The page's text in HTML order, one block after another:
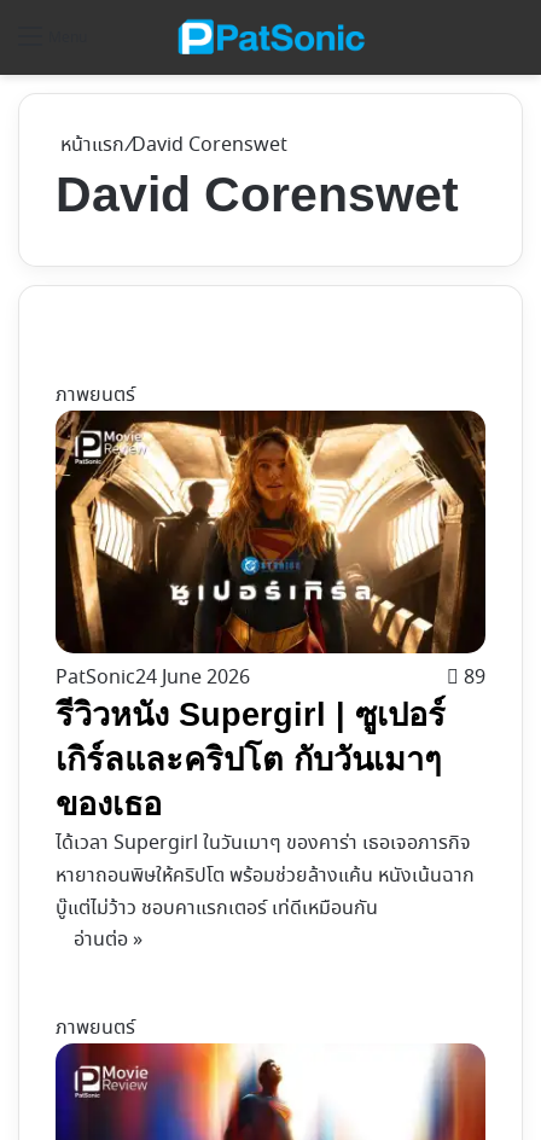
หน้าแรก/David Corenswet
David Corenswet
ภาพยนตร์
PatSonic24 June 2026 89
รีวิวหนัง Supergirl | ซูเปอร์
เกิร์ลและคริปโต กับวันเมาๆ
ของเธอ
ได้เวลา Supergirl ในวันเมาๆ ของคาร่า เธอเจอภารกิจ
หายาถอนพิษให้คริปโต พร้อมช่วยล้างแค้น หนังเน้นฉาก
บู๊แต่ไม่ว้าว ชอบคาแรกเตอร์ เท่ดีเหมือนกัน
อ่านต่อ »
ภาพยนตร์